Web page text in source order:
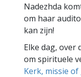
Nadezhda
om haar
kan zijn!
Elke dag, over
om spirituele
Kerk, missie